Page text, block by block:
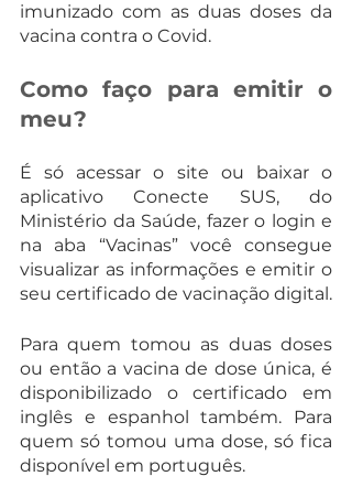
imunizado com as duas doses da
vacina contra o Covid.
Como faço para emitir o
meu?
É só acessar o site ou baixar o
aplicativo Conecte SUS, do
Ministério da Saúde, fazer o login e
na aba “Vacinas” você consegue
visualizar as informações e emitir o
seu certificado de vacinação digital.
Para quem tomou as duas doses
ou então a vacina de dose única, é
disponibilizado o certificado em
inglês e espanhol também. Para
quem só tomou uma dose, só fica
disponível em português.